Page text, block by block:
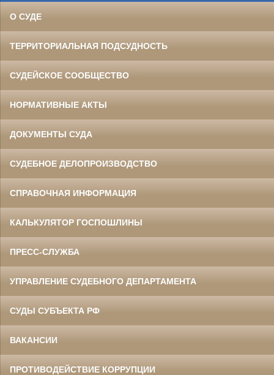
О СУДЕ
ТЕРРИТОРИАЛЬНАЯ ПОДСУДНОСТЬ
СУДЕЙСКОЕ СООБЩЕСТВО
НОРМАТИВНЫЕ АКТЫ
ДОКУМЕНТЫ СУДА
СУДЕБНОЕ ДЕЛОПРОИЗВОДСТВО
СПРАВОЧНАЯ ИНФОРМАЦИЯ
КАЛЬКУЛЯТОР ГОСПОШЛИНЫ
ПРЕСС-СЛУЖБА
УПРАВЛЕНИЕ СУДЕБНОГО ДЕПАРТАМЕНТА
СУДЫ СУБЪЕКТА РФ
ВАКАНСИИ
ПРОТИВОДЕЙСТВИЕ КОРРУПЦИИ